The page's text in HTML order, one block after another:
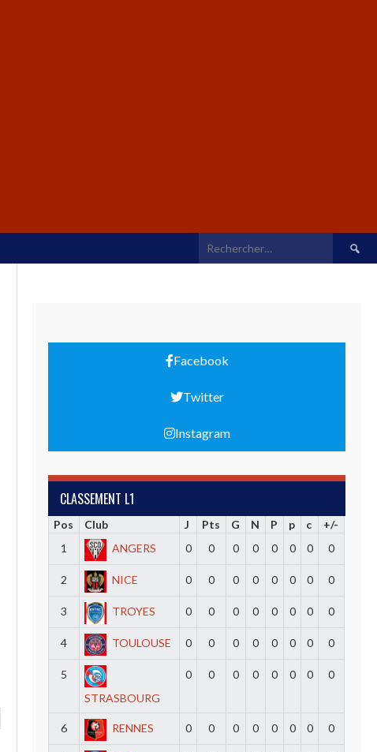
Facebook
Twitter
Instagram
CLASSEMENT L1
Pos Club J Pts G N P p c
+/-
1
ANGERS 0 0 0 0 0 0 0 0
2 NICE 0 0 0 0 0 0 0 0
3 TROYES 0 0 0 0 0 0 0 0
4 TOULOUSE 0 0 0 0 0 0 0 0
5
STRASBOURG
0 0 0 0 0 0 0 0
6 RENNES 0 0 0 0 0 0 0 0